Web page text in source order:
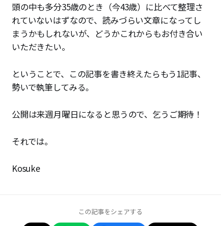
頭の中も多分35歳のとき（今43歳）に比べて整理さ
れていないはずなので、読みづらい文章になってし
まうかもしれないが、どうかこれからもお付き合い
いただきたい。
ということで、この記事を書き終えたらもう1記事、
勢いで執筆してみる。
公開は来週月曜日になると思うので、乞うご期待！
それでは。
Kosuke
この記事をシェアする